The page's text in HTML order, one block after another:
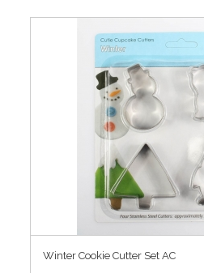
Winter Cookie Cutter Set AC